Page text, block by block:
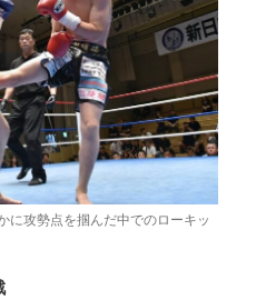
に攻勢点を掴んだ中でのローキッ